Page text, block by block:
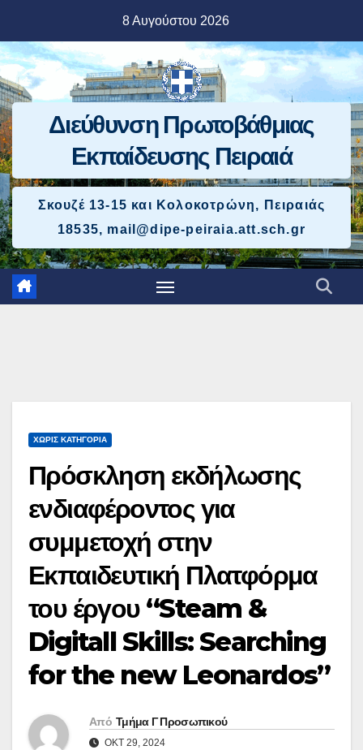
περιεχόμενο
8 Αυγούστου 2026
Διεύθυνση Πρωτοβάθμιας
Εκπαίδευσης Πειραιά
Σκουζέ 13-15 και Κολοκοτρώνη, Πειραιάς
18535, mail@dipe-peiraia.att.sch.gr
ΧΩΡΊΣ ΚΑΤΗΓΟΡΊΑ
Πρόσκληση εκδήλωσης
ενδιαφέροντος για
συμμετοχή στην
Εκπαιδευτική Πλατφόρμα
του έργου “Steam &
Digitall Skills: Searching
for the new Leonardos”
Από Τμήμα Γ Προσωπικού
ΟΚΤ 29, 2024